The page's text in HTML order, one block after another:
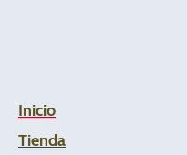
Inicio
Tienda